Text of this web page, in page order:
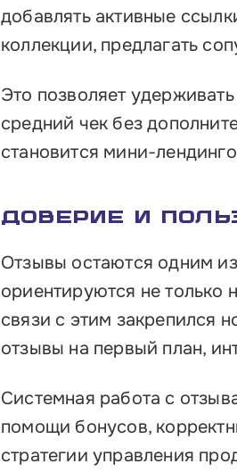
добавлять активные
коллекции, предлагать
Это позволяет
средний чек без
становится мини-
Доверие и
Отзывы остаются одним
ориентируются не только
связи с этим закрепился
отзывы на первый план,
Системная работа с
помощи бонусов,
стратегии управления